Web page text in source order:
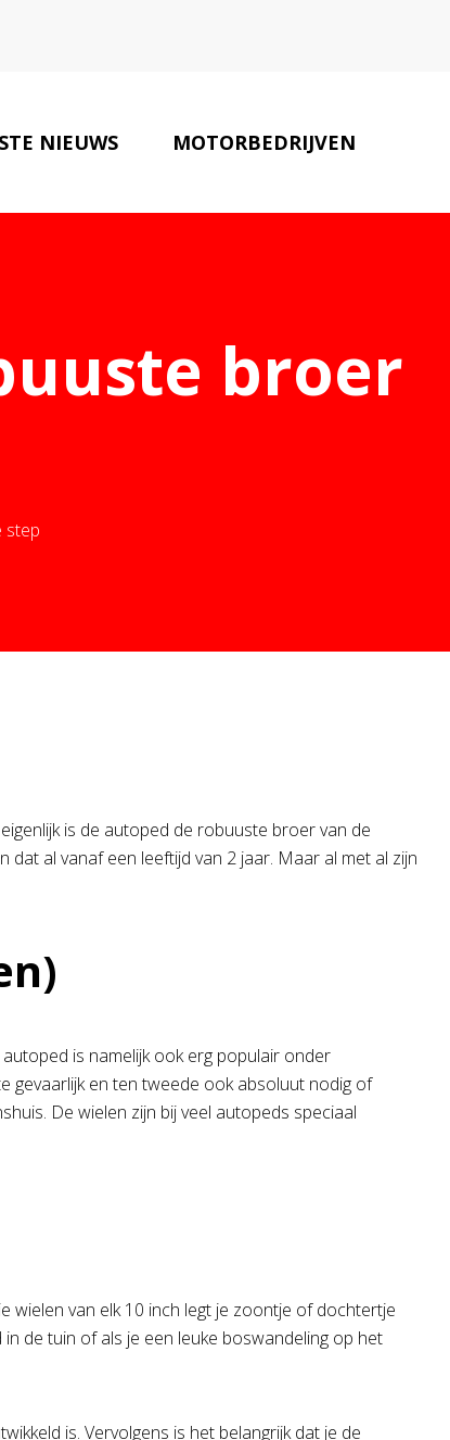
NIEUWS MOTORBEDRIJVEN
broer
step
is de autoped de robuuste broer van de
al vanaf een leeftijd van 2 jaar. Maar al met al zijn
is namelijk ook erg populair onder
gevaarlijk en ten tweede ook absoluut nodig of
De wielen zijn bij veel autopeds speciaal
wielen van elk 10 inch legt je zoontje of dochtertje
de tuin of als je een leuke boswandeling op het
is. Vervolgens is het belangrijk dat je de